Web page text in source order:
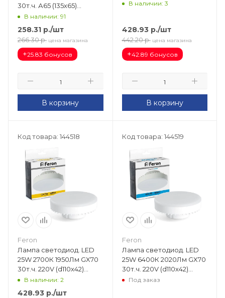
30т.ч. А65 (135х65)
(аналог 230W) LB-100 IC
В наличии: 91
258.31 р./шт
266.30 р. цена магазина
+25.83 бонусов
В корзину
(аналог 210W) LB-474
В наличии: 3
428.93р./шт
442.20 р. цена магазина
+42.89 бонусов
В корзину
Код товара: 144518
Feron
Лампа светодиод. LED
25W 2700К 1950Лм GX70
30т.ч. 220V (d110х42)
(аналог 210W) LB-474
В наличии: 2
428.93 р./шт
Код товара: 144519
Feron
Лампа светодиод. LED
25W 6400К 2020Лм GX70
30т.ч. 220V (d110х42)
(аналог 210W) LB-474
Под заказ